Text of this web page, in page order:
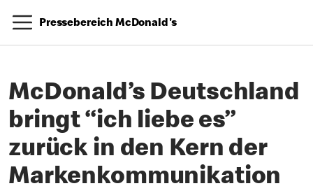
Pressebereich McDonald's
McDonald’s Deutschland
bringt “ich liebe es”
zurück in den Kern der
Markenkommunikation